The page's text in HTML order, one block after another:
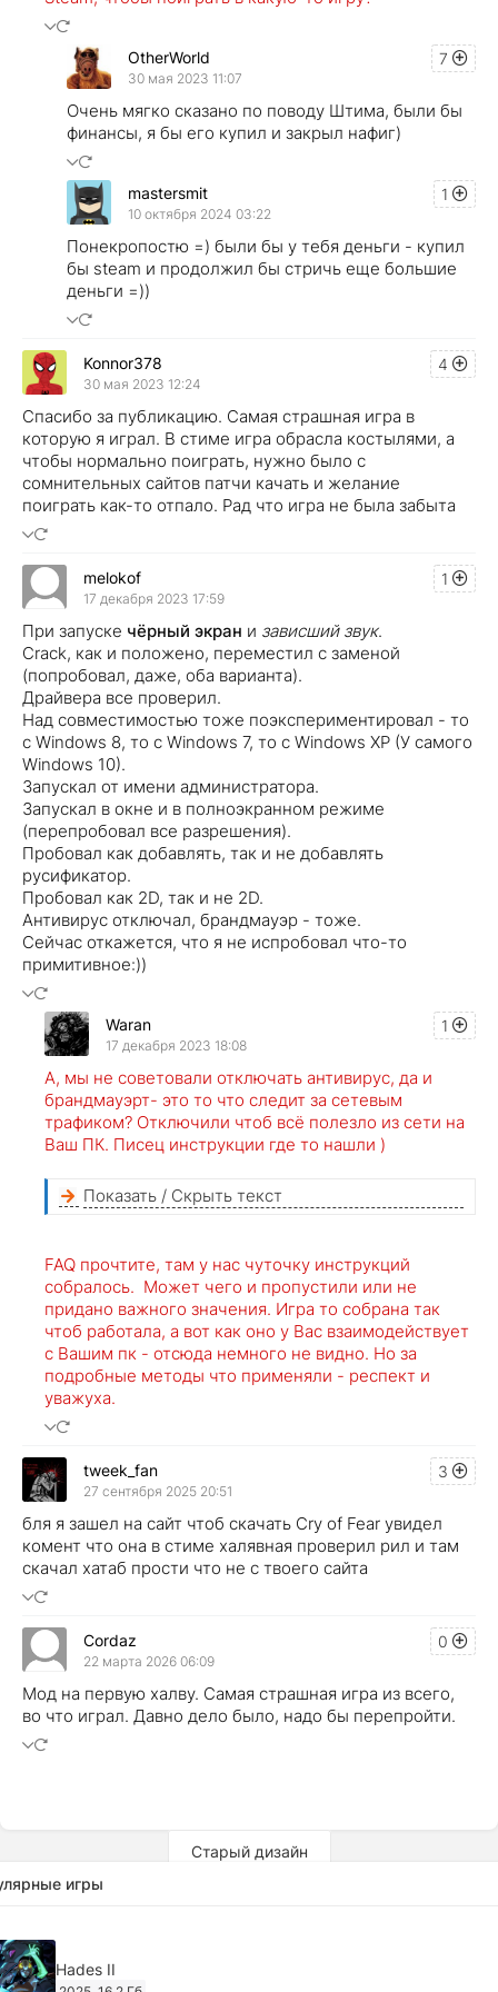
7
OtherWorld
30 мая 2023 11:07
Очень мягко сказано по поводу Штима, были бы
финансы, я бы его купил и закрыл нафиг)
1
mastersmit
10 октября 2024 03:22
Понекропостю =) были бы у тебя деньги - купил
бы steam и продолжил бы стричь еще большие
деньги =))
4
Konnor378
30 мая 2023 12:24
Спасибо за публикацию. Самая страшная игра в
которую я играл. В стиме игра обрасла костылями, а
чтобы нормально поиграть, нужно было с
сомнительных сайтов патчи качать и желание
поиграть как-то отпало. Рад что игра не была забыта
1
melokof
17 декабря 2023 17:59
При запуске чёрный экран и зависший звук.
Crack, как и положено, переместил с заменой
(попробовал, даже, оба варианта).
Драйвера все проверил.
Над совместимостью тоже поэкспериментировал - то
с Windows 8, то с Windows 7, то с Windows XP (У самого
Windows 10).
Запускал от имени администратора.
Запускал в окне и в полноэкранном режиме
(перепробовал все разрешения).
Пробовал как добавлять, так и не добавлять
русификатор.
Пробовал как 2D, так и не 2D.
Антивирус отключал, брандмауэр - тоже.
Сейчас откажется, что я не испробовал что-то
примитивное:))
1
Waran
17 декабря 2023 18:08
А, мы не советовали отключать антивирус, да и
брандмауэрт- это то что следит за сетевым
трафиком? Отключили чтоб всё полезло из сети на
Ваш ПК. Писец инструкции где то нашли )
Показать / Скрыть текст
FAQ прочтите, там у нас чуточку инструкций
собралось. Может чего и пропустили или не
придано важного значения. Игра то собрана так
чтоб работала, а вот как оно у Вас взаимодействует
с Вашим пк - отсюда немного не видно. Но за
подробные методы что применяли - респект и
уважуха.
3
tweek_fan
27 сентября 2025 20:51
бля я зашел на сайт чтоб скачать Cry of Fear увидел
комент что она в стиме халявная проверил рил и там
скачал хатаб прости что не с твоего сайта
0
Cordaz
22 марта 2026 06:09
Мод на первую халву. Самая страшная игра из всего,
во что играл. Давно дело было, надо бы перепройти.
Старый дизайн
игры
Hades II